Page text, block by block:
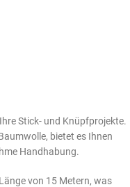
Stick- und Knüpfprojekte.
bietet es Ihnen
Handhabung.
von 15 Metern, was